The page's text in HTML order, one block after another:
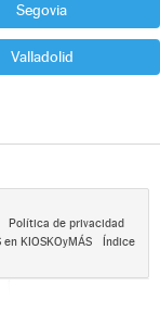
Segovia
Valladolid
Política de privacidad
en KIOSKOyMÁS
Índice